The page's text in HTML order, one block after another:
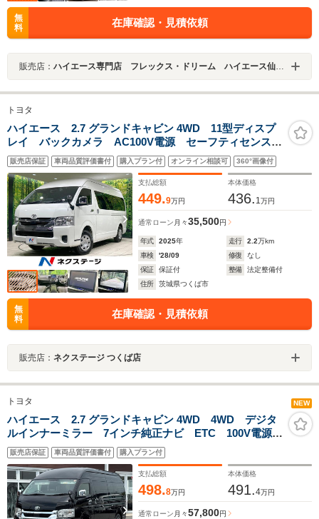
無
料
在庫確認・見積依頼
販売店： ハイエース専門店 フレックス・ドリーム ハイエース仙台東店
トヨタ
ハイエース 2.7 グランドキャビン 4WD 11型ディスプ
レイ バックカメラ AC100V電源 セーフティセンス
電動スライドドア 禁煙 コーナーセンサー スマート
キー ETC 車線逸脱警報 オートライト オートエア
コン Bluetooth接続
販売店保証 車両品質評価書付 購入プラン付 オンライン相談可 360°画像付
支払総額
449.9万円
本体価格
436. 1万円
通常ローン 月々35,500円
年式 2025年 走行 2.2万km
車検
'28/09 修復
なし
保証
保証付 整備
法定整備付
住所
茨城県つくば市
無
料
在庫確認・見積依頼
販売店： ネクステージ つくば店
トヨタ NEW
ハイエース 2.7 グランドキャビン 4WD 4WD デジタ
ルインナーミラー 7インチ純正ナビ ETC 100V電源
オートエアコン ドライブレコーダー フルセグTV
DVD再生 Bluetooth接続 バックカメラ LEDオートヘ
ッドライト
販売店保証 車両品質評価書付 購入プラン付
支払総額
498.8万円
本体価格
491.4万円
通常ローン 月々57,800円